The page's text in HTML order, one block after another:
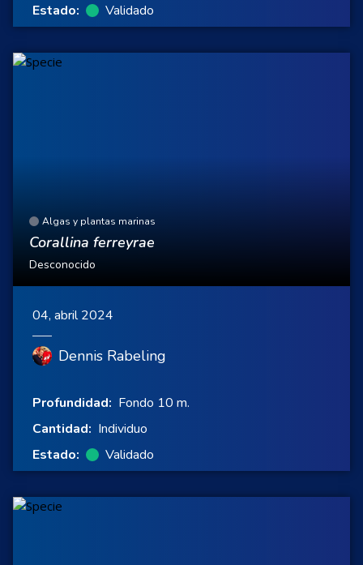
Estado:
Validado
Algas y plantas marinas
Corallina ferreyrae
Desconocido
04, abril 2024
Dennis Rabeling
Profundidad: Fondo 10 m.
Cantidad: Individuo
Estado:
Validado